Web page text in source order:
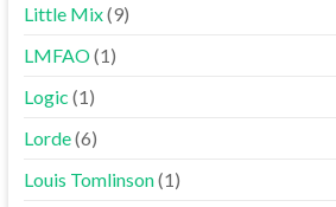
Little Mix(9)
LMFAO(1)
Logic (1)
Lorde(6)
Louis Tomlinson(1)